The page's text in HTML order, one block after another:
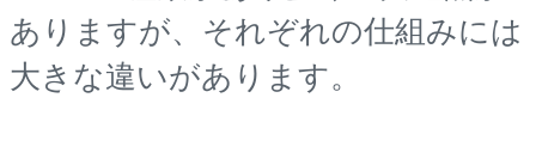
ありますが、それぞれの仕組みには
大きな違いがあります。